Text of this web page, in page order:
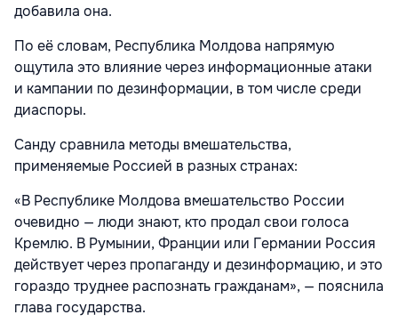
добавила она.
По её словам, Республика Молдова напрямую
ощутила это влияние через информационные атаки
и кампании по дезинформации, в том числе среди
диаспоры.
Санду сравнила методы вмешательства,
применяемые Россией в разных странах:
«В Республике Молдова вмешательство России
очевидно — люди знают, кто продал свои голоса
Кремлю. В Румынии, Франции или Германии Россия
действует через пропаганду и дезинформацию, и это
гораздо труднее распознать гражданам», — пояснила
глава государства.